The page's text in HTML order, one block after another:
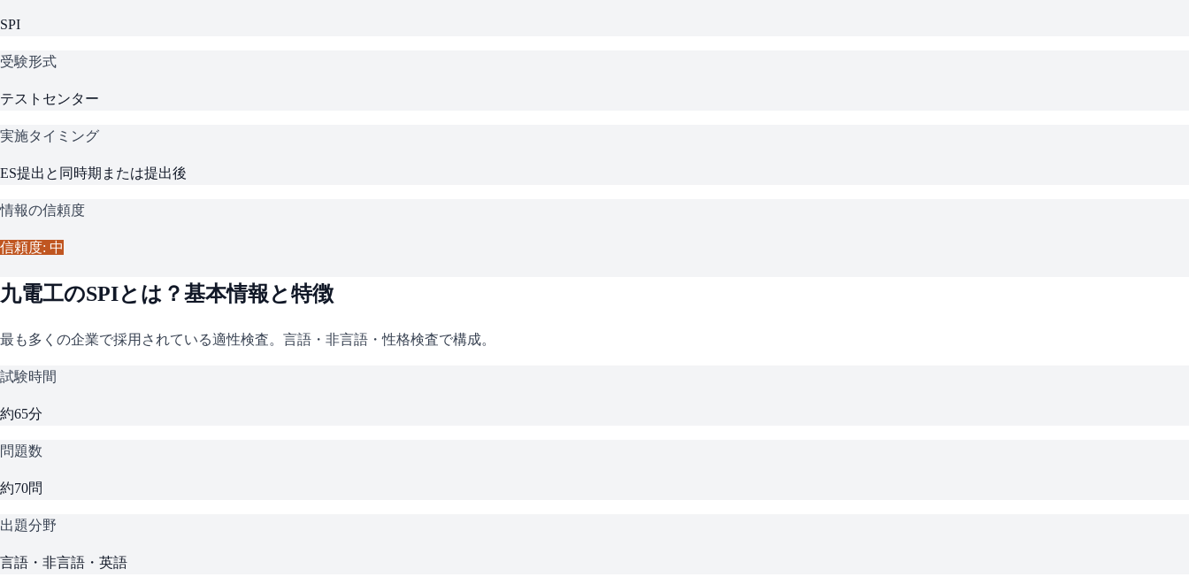
SPI
受験形式
テストセンター
実施タイミング
ES提出と同時期または提出後
情報の信頼度
信頼度: 中
九電工のSPIとは？基本情報と特徴
最も多くの企業で採用されている適性検査。言語・非言語・性格検査で構成。
試験時間
約65分
問題数
約70問
出題分野
言語・非言語・英語